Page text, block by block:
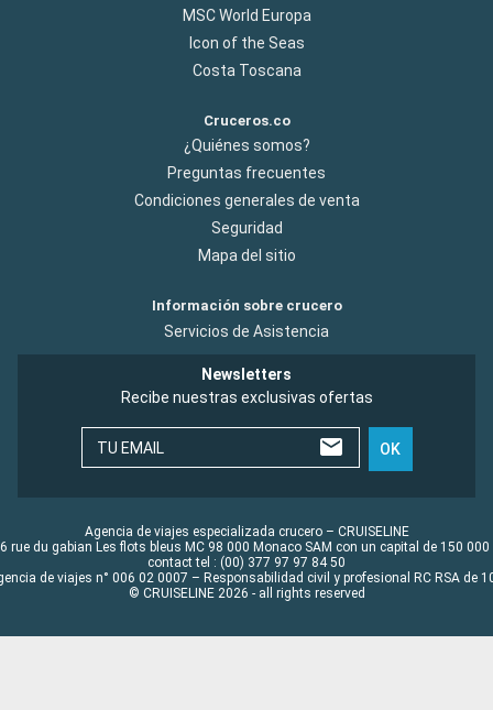
MSC World Europa
Icon of the Seas
Costa Toscana
Cruceros.co
¿Quiénes somos?
Preguntas frecuentes
Condiciones generales de venta
Seguridad
Mapa del sitio
Información sobre crucero
Servicios de Asistencia
Newsletters
Recibe nuestras exclusivas ofertas
TU EMAIL OK
Agencia de viajes especializada crucero – CRUISELINE
rue du gabian Les flots bleus MC 98 000 Monaco SAM con un capital de 150 000
contact tel : (00) 377 97 97 84 50
de viajes n° 006 02 0007 – Responsabilidad civil y profesional RC RSA de
© CRUISELINE 2026 - all rights reserved